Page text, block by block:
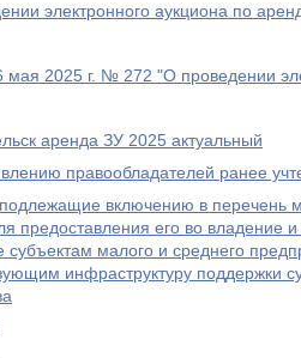
электронного аукциона по
мая 2025 г. № 272 "О проведении
аренда ЗУ 2025 актуальный
правообладателей ранее
включению в перечень
предоставления его во владение
субъектам малого и среднего
инфраструктуру поддержки